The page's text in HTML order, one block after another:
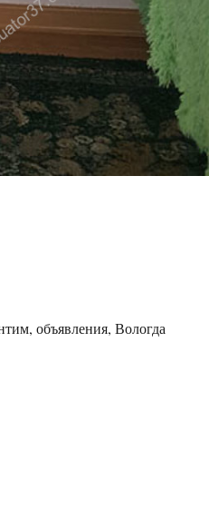
объявления, Вологда